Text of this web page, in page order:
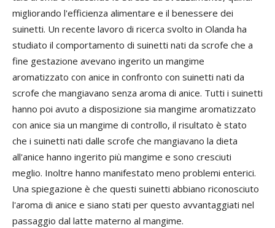
migliorando l'efficienza alimentare e il benessere dei
suinetti. Un recente lavoro di ricerca svolto in Olanda ha
studiato il comportamento di suinetti nati da scrofe che a
fine gestazione avevano ingerito un mangime
aromatizzato con anice in confronto con suinetti nati da
scrofe che mangiavano senza aroma di anice. Tutti i suinetti
hanno poi avuto a disposizione sia mangime aromatizzato
con anice sia un mangime di controllo, il risultato è stato
che i suinetti nati dalle scrofe che mangiavano la dieta
all'anice hanno ingerito più mangime e sono cresciuti
meglio. Inoltre hanno manifestato meno problemi enterici.
Una spiegazione è che questi suinetti abbiano riconosciuto
l'aroma di anice e siano stati per questo avvantaggiati nel
passaggio dal latte materno al mangime.